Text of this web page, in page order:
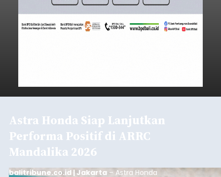
Astra Honda Siap Lanjutkan
Performa Positif di ARRC
Mandalika 2026
balitribune.co.id | Jakarta – Astra Honda